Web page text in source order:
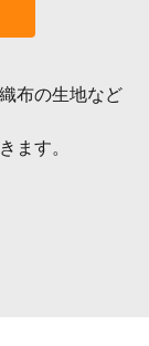
布の生地など
ます。